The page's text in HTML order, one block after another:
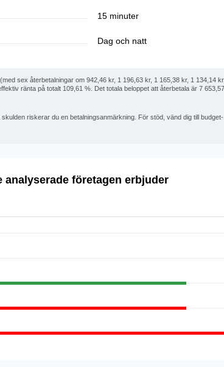
15 minuter
Dag och natt
sex återbetalningar om 942,46 kr, 1 196,63 kr, 1 165,38 kr, 1 134,14
ränta på totalt 109,61 %. Det totala beloppet att återbetala är 7
riskerar du en betalningsanmärkning. För stöd, vänd dig till
analyserade företagen erbjuder